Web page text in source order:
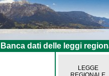
Banca dati delle leggi
LEGGE